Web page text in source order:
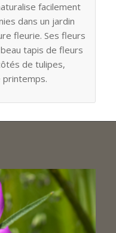
facilement
dans un jardin
fleurie. Ses fleurs
tapis de fleurs
de tulipes,